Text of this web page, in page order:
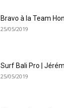
Bravo à la Team
25/05/2019
Surf Bali Pro |
25/05/2019